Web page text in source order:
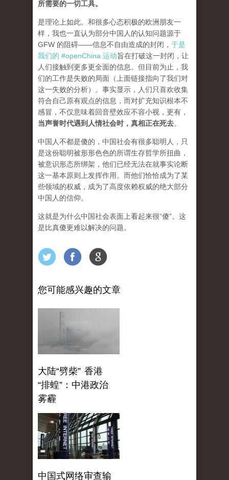
所需要的一切工具。
是理论上如此。和很多心态积极的欧洲朋友一
样，我也一直认为部分中国人的认知问题源于
GFW 的阻碍——信息不自由造成的封闭， 于是
我们的 #openChina 运动旨在打破这一封闭，让
人们接触到更多更全面的信息。但目前为止，我
们的工作是失败的局面（ 上面链接指向了我们对
这一失败的分析）。事实显示，人们只喜欢收集
符合自己原有观点的信息，而对扩充知识根本不
感冒，不仅意味着回音壁效应不容小视，更有，
当声誉时代遇到人情社会时，真相正在死去。
中国人不都是傻的，中国社会有很多聪明人，只
是这份聪明被形形色色的所谓生存哲学所扭曲，
被意识形态所绑架，他们已经无法在就事实论断
这一基本原则上发挥作用。而他们恰恰成为了某
些领域的权威，成为了高度依赖权威的绝大部分
中国人的信仰。
这就是为什么中国社会表面上看起来很“傻”。这
是比真傻更难以解决的问题。
您可能感兴趣的文章
大陆“劈柴” 香港
“排蝗”：中港政治
雾霾
中国式网络审查输